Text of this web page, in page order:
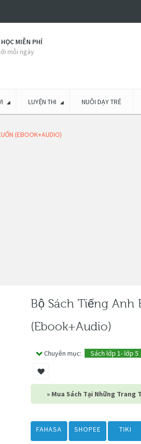
MIỄN PHÍ
mỗi ngày
LUYỆN THI NUÔI DẠY TRẺ
(EBOOK+AUDIO)
Bộ Sách Tiếng Anh
(ebook+audio)
Chuyên mục: Sách lớp 1- lớp 5
» Mua Sách Tại Những Trang
FAHASA SHOPEE TIKI